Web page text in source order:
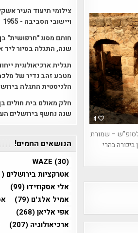
4
לסופ"ש – שמורת
ביכורה בהרי
צילומי תיעוד העיר
ויישובי הסביבה - 1955
שנה, התגלה בסיור ליד
תגלית ארכיאולוגית
מטבע זהב נדיר של
הלניסטית התגלה
שנה נחשף בירושלים
הנושאים החמים!
WAZE (30)
אטרקציות בירושלים (111)
אלי אסקוזידו(99)
אמיל אלג'ם (79)
אפי אליאן(268)
ארכיאולוגיה (207)